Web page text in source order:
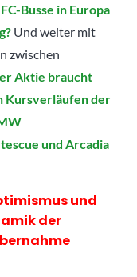
Busse in Europa
Und weiter mit
zwischen
Aktie braucht
Kursverläufen der
und Arcadia
und
der